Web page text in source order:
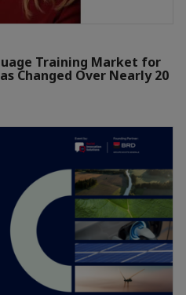
Training Market for
Changed Over Nearly 20